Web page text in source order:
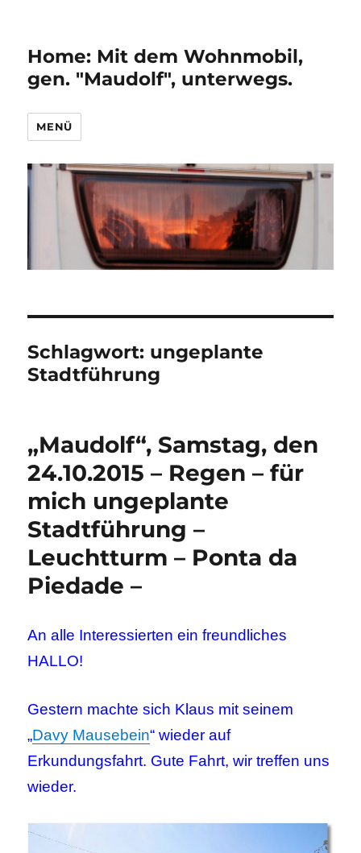
Home: Mit dem Wohnmobil,
gen. "Maudolf", unterwegs.
MENÜ
Schlagwort: ungeplante
Stadtführung
„Maudolf“, Samstag, den
24.10.2015 – Regen – für
mich ungeplante
Stadtführung –
Leuchtturm – Ponta da
Piedade –
An alle Interessierten ein freundliches
HALLO!
Gestern machte sich Klaus mit seinem
„Davy Mausebein“ wieder auf
Erkundungsfahrt. Gute Fahrt, wir treffen uns
wieder.